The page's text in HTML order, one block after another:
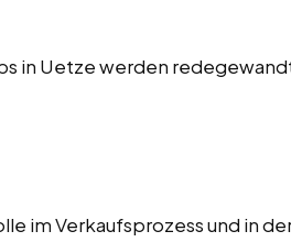
in Uetze werden
im Verkaufsprozess und in